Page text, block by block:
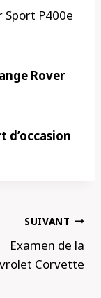
Sport P400e
Rover
d’occasion
SUIVANT
Examen de la
Corvette